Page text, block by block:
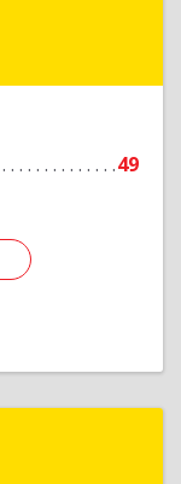
49
Подробнее